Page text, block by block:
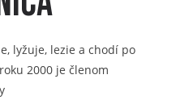
lyžuje, lezie a chodí po
2000 je členom